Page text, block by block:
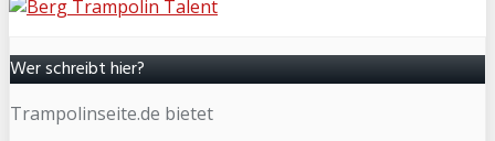
Wer schreibt hier?
Trampolinseite.de bietet